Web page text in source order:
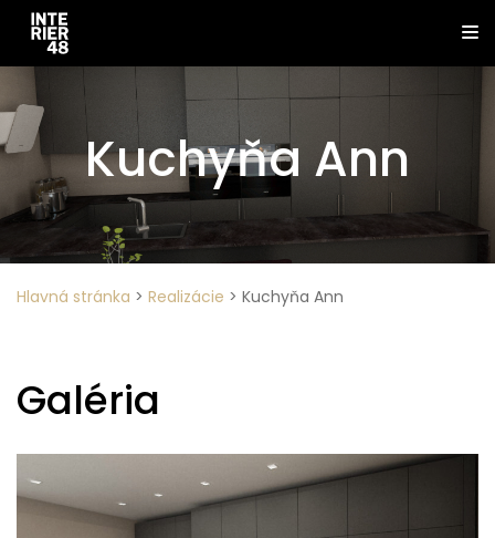
Kuchyňa Ann
Hlavná stránka > Realizácie > Kuchyňa Ann
Galéria